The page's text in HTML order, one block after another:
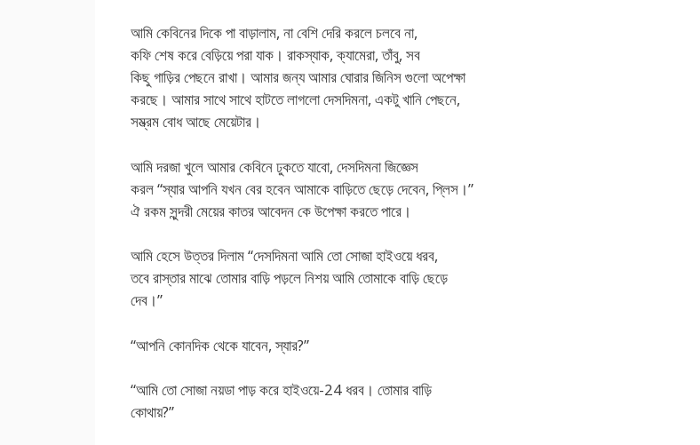
আমি কেবিনের দিকে পা বাড়ালাম, না বেশি দেরি করলে চলবে না,
কফি শেষ করে বেড়িয়ে পরা যাক। রাকস্যাক, ক্যামেরা, তাঁবু, সব
কিছু গাড়ির পেছনে রাখা। আমার জন্য আমার ঘোরার জিনিস গুলো অপেক্ষা
করছে। আমার সাথে সাথে হাটতে লাগলো দেসদিমনা, একটু খানি পেছনে,
সম্ভ্রম বোধ আছে মেয়েটার।
আমি দরজা খুলে আমার কেবিনে ঢুকতে যাবো, দেসদিমনা জিজ্ঞেস
করল “স্যার আপনি যখন বের হবেন আমাকে বাড়িতে ছেড়ে দেবেন, প্লিস।”
ঐ রকম সুন্দরী মেয়ের কাতর আবেদন কে উপেক্ষা করতে পারে।
আমি হেসে উত্তর দিলাম “দেসদিমনা আমি তো সোজা হাইওয়ে ধরব,
তবে রাস্তার মাঝে তোমার বাড়ি পড়লে নিশয় আমি তোমাকে বাড়ি ছেড়ে
দেব।”
“আপনি কোনদিক থেকে যাবেন, স্যার?”
“আমি তো সোজা নয়ডা পাড় করে হাইওয়ে-24 ধরব। তোমার বাড়ি
কোথায়?”